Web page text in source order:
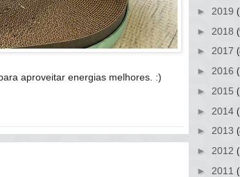
aproveitar energias melhores. :)
► 2019
► 2018
► 2017
► 2016
► 2015
► 2014
► 2013
► 2012
► 2011